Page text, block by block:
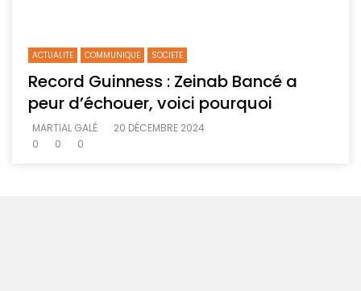
ACTUALITE COMMUNIQUE SOCIETE
Record Guinness : Zeinab Bancé a
peur d’échouer, voici pourquoi
MARTIAL GALÉ
20 DÉCEMBRE 2024
0
0 0